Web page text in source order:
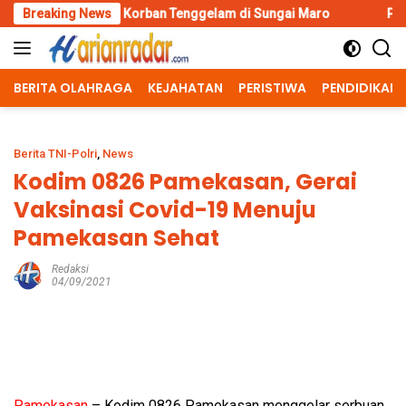
Skip
to
content
Breaking News
Tenggelam di Sungai Maro Polres Malang
BERITA OLAHRAGA KEJAHATAN PERISTIWA PENDIDIKAN
Berita TNI-Polri, News
Kodim 0826 Pamekasan, Gerai
Vaksinasi Covid-19 Menuju
Pamekasan Sehat
Redaksi
04/09/2021